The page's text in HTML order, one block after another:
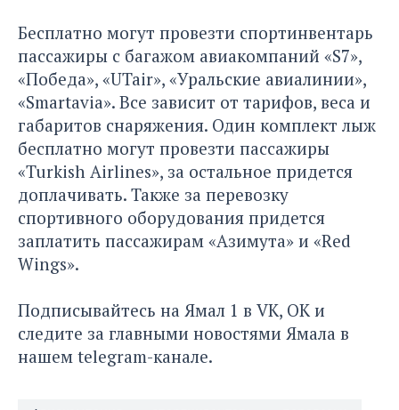
Бесплатно могут провезти спортинвентарь
пассажиры с багажом авиакомпаний «S7»,
«Победа», «UTair», «Уральские авиалинии»,
«Smartavia». Все зависит от тарифов, веса и
габаритов снаряжения. Один комплект лыж
бесплатно могут провезти пассажиры
«Turkish Airlines», за остальное придется
доплачивать. Также за перевозку
спортивного оборудования придется
заплатить пассажирам «Азимута» и «Red
Wings».
Подписывайтесь на Ямал 1 в VK, ОК и
следите за главными новостями Ямала в
нашем telegram-канале.